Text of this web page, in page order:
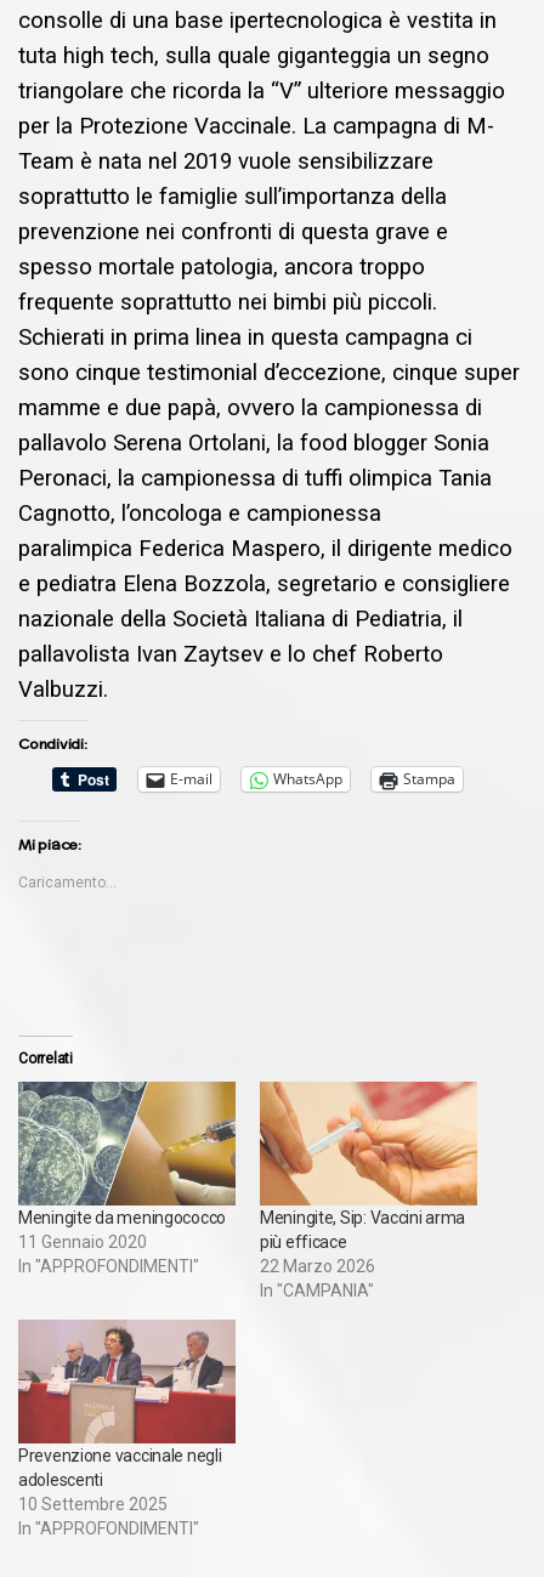
consolle di una base ipertecnologica è vestita in
tuta high tech, sulla quale giganteggia un segno
triangolare che ricorda la “V” ulteriore messaggio
per la Protezione Vaccinale. La campagna di M-
Team è nata nel 2019 vuole sensibilizzare
soprattutto le famiglie sull’importanza della
prevenzione nei confronti di questa grave e
spesso mortale patologia, ancora troppo
frequente soprattutto nei bimbi più piccoli.
Schierati in prima linea in questa campagna ci
sono cinque testimonial d’eccezione, cinque super
mamme e due papà, ovvero la campionessa di
pallavolo Serena Ortolani, la food blogger Sonia
Peronaci, la campionessa di tuffi olimpica Tania
Cagnotto, l’oncologa e campionessa
paralimpica Federica Maspero, il dirigente medico
e pediatra Elena Bozzola, segretario e consigliere
nazionale della Società Italiana di Pediatria, il
pallavolista Ivan Zaytsev e lo chef Roberto
Valbuzzi.
Condividi:
E-mail
WhatsApp Stampa
Mi piace:
Caricamento...
Correlati
Meningite da meningococco
11 Gennaio 2020
In "APPROFONDIMENTI"
Meningite, Sip: Vaccini arma
più efficace
22 Marzo 2026
In "CAMPANIA"
Prevenzione vaccinale negli
adolescenti
10 Settembre 2025
In "APPROFONDIMENTI"